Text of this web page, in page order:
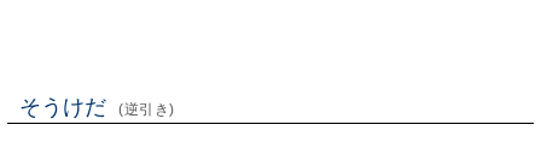
そうけだ (逆引き)